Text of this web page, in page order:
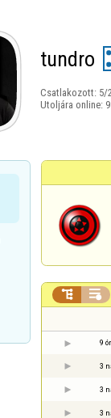
tundro
Csatlakozott: 5/
Utoljára online:
 
9
3
3
3